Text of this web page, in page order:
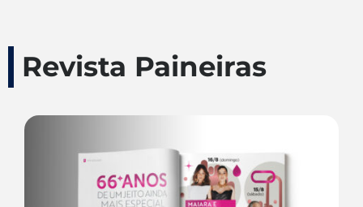
Revista Paineiras